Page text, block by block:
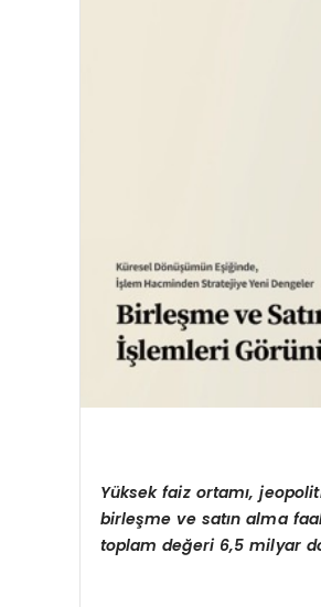
Yüksek faiz ortamı,
birleşme ve satın alma
toplam değeri 6,5 milyar